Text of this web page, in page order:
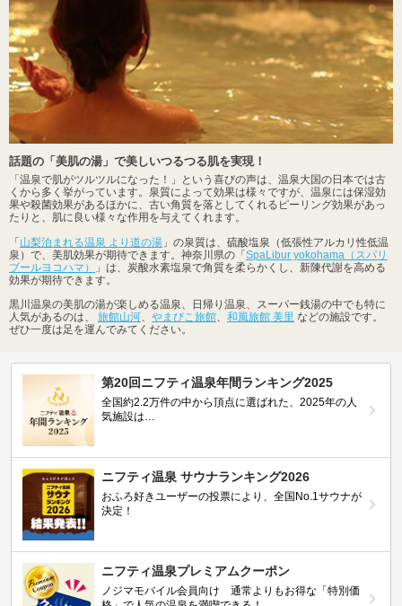
話題の「美肌の湯」で美しいつるつる肌を実現！
「温泉で肌がツルツルになった！」という喜びの声は、温泉大国の日本では古
くから多く挙がっています。泉質によって効果は様々ですが、温泉には保湿効
果や殺菌効果があるほかに、古い角質を落としてくれるピーリング効果があっ
たりと、肌に良い様々な作用を与えてくれます。
「 山梨泊まれる温泉 より道の湯 」の泉質は、硫酸塩泉（低張性アルカリ性低温
泉）で、美肌効果が期待できます。神奈川県の「 SpaLibur yokohama（スパリ
ブールヨコハマ）
」は、炭酸水素塩泉で角質を柔らかくし、新陳代謝を高める
効果が期待できます。
黒川温泉の美肌の湯が楽しめる温泉、日帰り温泉、スーパー銭湯の中でも特に
人気があるのは、 旅館山河、 やまびこ旅館、 和風旅館 美里 などの施設です。
ぜひ一度は足を運んでみてください。
第20回ニフティ温泉年間ランキング2025
全国約2.2万件の中から頂点に選ばれた、2025年の人
気施設は…
ニフティ温泉 サウナランキング2026
おふろ好きユーザーの投票により、全国No.1サウナが
決定！
ニフティ温泉プレミアムクーポン
ノジマモバイル会員向け 通常よりもお得な「特別価